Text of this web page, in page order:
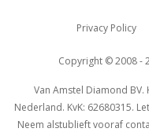
Van Amstel
€ 500excl. BTW
Privacy Policy
Copyright © 2008 -
Van Amstel Diamond
Nederland. KvK: 62680315.
Neem alstublieft vooraf